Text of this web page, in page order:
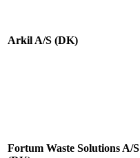
Arkil A/S (DK)
Fortum Waste Solutions A/S